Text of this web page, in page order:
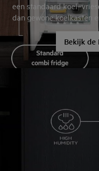
een standaard
dan gewone koelkasten
etenswaren.
*Vergeleken met een
Bekijk de